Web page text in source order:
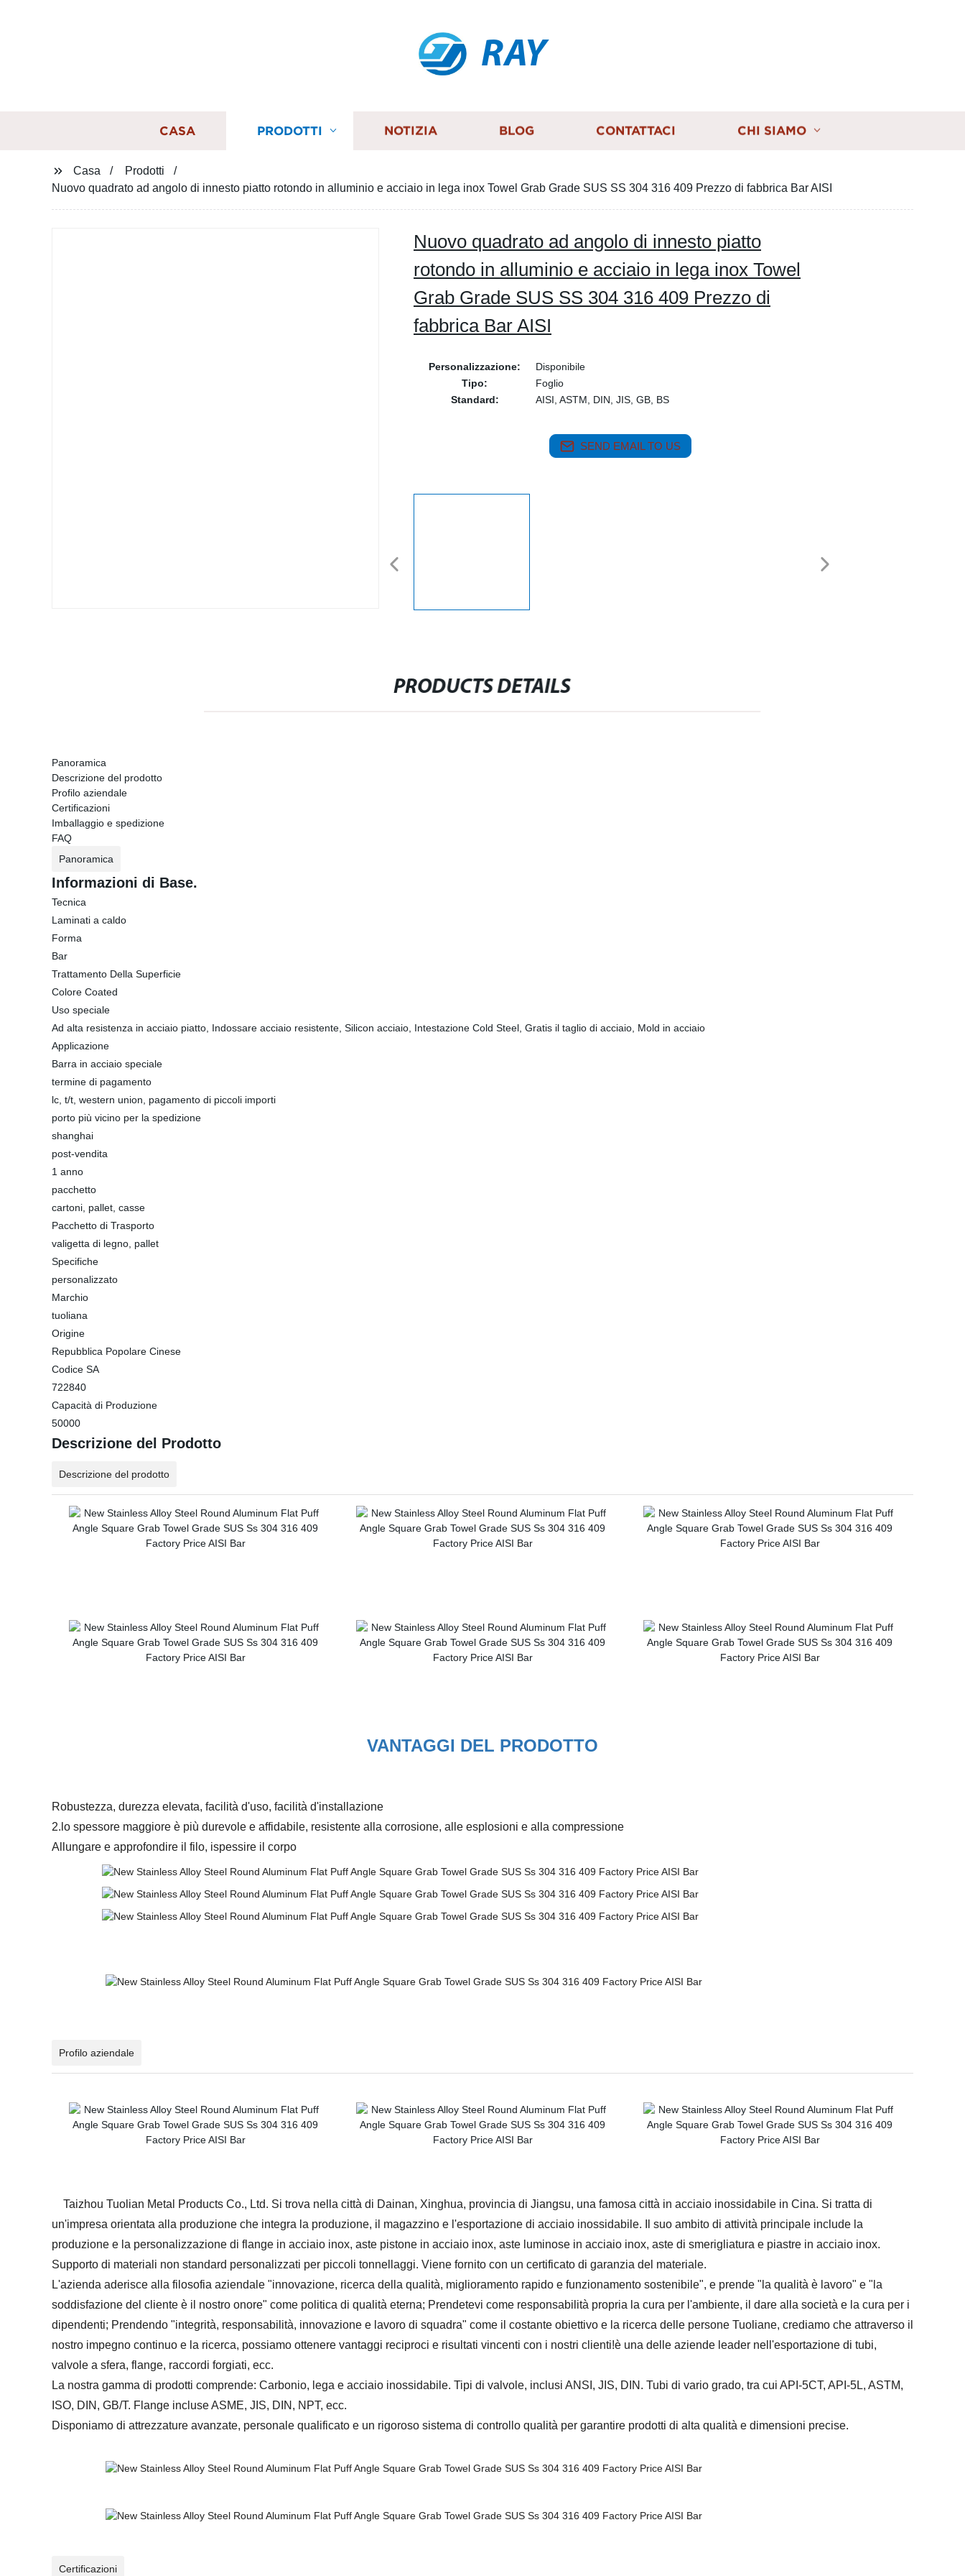
RAY
CASA PRODOTTI NOTIZIA BLOG CONTATTACI CHI SIAMO
Casa
Prodotti
Nuovo quadrato ad angolo di innesto piatto rotondo in alluminio e acciaio in lega inox Towel Grab Grade SUS SS 304 316 409 Prezzo di fabbrica Bar AISI
Nuovo quadrato ad angolo di innesto piatto
rotondo in alluminio e acciaio in lega inox Towel
Grab Grade SUS SS 304 316 409 Prezzo di
fabbrica Bar AISI
Personalizzazione:
Disponibile
Tipo:
Foglio
Standard:
AISI, ASTM, DIN, JIS, GB, BS
SEND EMAIL TO US
PRODUCTS DETAILS
Panoramica
Descrizione del prodotto
Profilo aziendale
Certificazioni
Imballaggio e spedizione
FAQ
Panoramica
Informazioni di Base.
Tecnica
Laminati a caldo
Forma
Bar
Trattamento Della Superficie
Colore Coated
Uso speciale
Ad alta resistenza in acciaio piatto, Indossare acciaio resistente, Silicon acciaio, Intestazione Cold Steel, Gratis il taglio di acciaio, Mold in acciaio
Applicazione
Barra in acciaio speciale
termine di pagamento
lc, t/t, western union, pagamento di piccoli importi
porto più vicino per la spedizione
shanghai
post-vendita
1 anno
pacchetto
cartoni, pallet, casse
Pacchetto di Trasporto
valigetta di legno, pallet
Specifiche
personalizzato
Marchio
tuoliana
Origine
Repubblica Popolare Cinese
Codice SA
722840
Capacità di Produzione
50000
Descrizione del Prodotto
Descrizione del prodotto
VANTAGGI DEL PRODOTTO
Robustezza, durezza elevata, facilità d'uso, facilità d'installazione
2.lo spessore maggiore è più durevole e affidabile, resistente alla corrosione, alle esplosioni e alla compressione
Allungare e approfondire il filo, ispessire il corpo
Profilo aziendale
Taizhou Tuolian Metal Products Co., Ltd. Si trova nella città di Dainan, Xinghua, provincia di Jiangsu, una famosa città in acciaio inossidabile in Cina. Si tratta di
un'impresa orientata alla produzione che integra la produzione, il magazzino e l'esportazione di acciaio inossidabile. Il suo ambito di attività principale include la
produzione e la personalizzazione di flange in acciaio inox, aste pistone in acciaio inox, aste luminose in acciaio inox, aste di smerigliatura e piastre in acciaio inox.
Supporto di materiali non standard personalizzati per piccoli tonnellaggi. Viene fornito con un certificato di garanzia del materiale.
L'azienda aderisce alla filosofia aziendale "innovazione, ricerca della qualità, miglioramento rapido e funzionamento sostenibile", e prende "la qualità è lavoro" e "la
soddisfazione del cliente è il nostro onore" come politica di qualità eterna; Prendetevi come responsabilità propria la cura per l'ambiente, il dare alla società e la cura per i
dipendenti; Prendendo "integrità, responsabilità, innovazione e lavoro di squadra" come il costante obiettivo e la ricerca delle persone Tuoliane, crediamo che attraverso il
nostro impegno continuo e la ricerca, possiamo ottenere vantaggi reciproci e risultati vincenti con i nostri clienti!è una delle aziende leader nell'esportazione di tubi,
valvole a sfera, flange, raccordi forgiati, ecc.
La nostra gamma di prodotti comprende: Carbonio, lega e acciaio inossidabile. Tipi di valvole, inclusi ANSI, JIS, DIN. Tubi di vario grado, tra cui API-5CT, API-5L, ASTM,
ISO, DIN, GB/T. Flange incluse ASME, JIS, DIN, NPT, ecc.
Disponiamo di attrezzature avanzate, personale qualificato e un rigoroso sistema di controllo qualità per garantire prodotti di alta qualità e dimensioni precise.
Certificazioni